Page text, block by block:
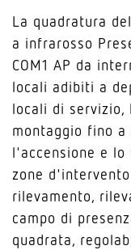
La quadratura
a infrarosso
COM1 AP da
locali adibiti a
locali di servizio,
montaggio fino
l'accensione e lo
zone
rilevamento,
campo di
quadrata,